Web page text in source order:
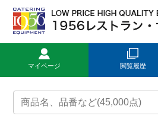
マイページ 閲覧履歴
トップページ